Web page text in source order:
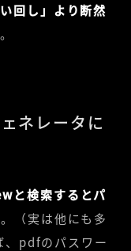
回し」より断然
。
ネレータに
と検索するとパ
。（実は他にも多
、pdfのパスワー